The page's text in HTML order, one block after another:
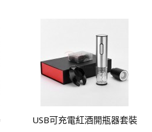
USB可充電紅酒開瓶器套裝